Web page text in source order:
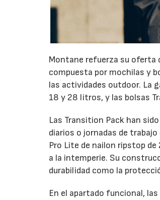
Montane refuerza su oferta
compuesta por mochilas y
las actividades outdoor. La
18 y 28 litros, y las bolsas
Las Transition Pack han
diarios o jornadas de
Pro Lite de nailon ripstop
a la intemperie. Su
durabilidad como la
En el apartado funcional,